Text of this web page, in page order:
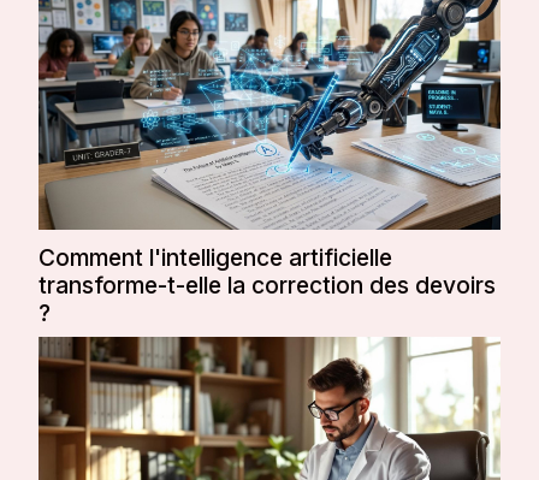
Comment l'intelligence artificielle
transforme-t-elle la correction des devoirs
?